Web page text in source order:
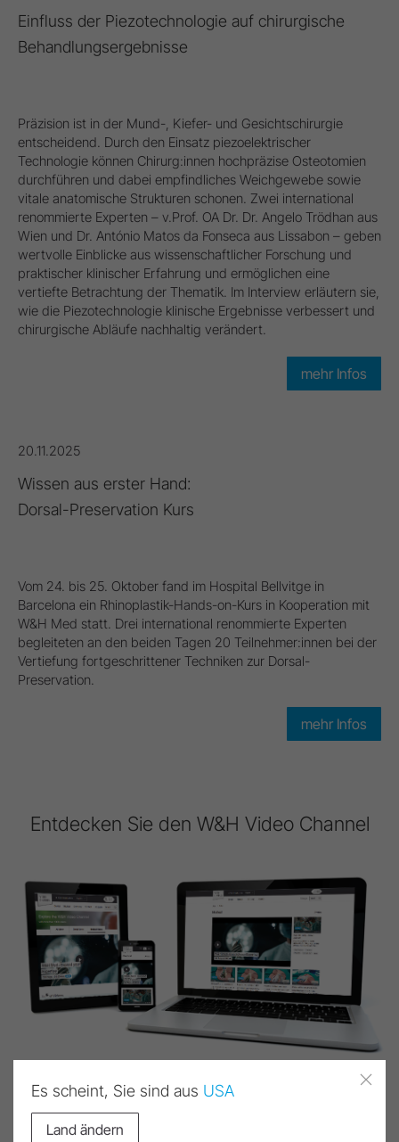
Einfluss der Piezotechnologie auf chirurgische
Behandlungsergebnisse
Präzision ist in der Mund-, Kiefer- und Gesichtschirurgie
entscheidend. Durch den Einsatz piezoelektrischer
Technologie können Chirurg:innen hochpräzise Osteotomien
durchführen und dabei empfindliches Weichgewebe sowie
vitale anatomische Strukturen schonen. Zwei international
renommierte Experten – v.Prof. OA Dr. Dr. Angelo Trödhan aus
Wien und Dr. António Matos da Fonseca aus Lissabon – geben
wertvolle Einblicke aus wissenschaftlicher Forschung und
praktischer klinischer Erfahrung und ermöglichen eine
vertiefte Betrachtung der Thematik. Im Interview erläutern sie,
wie die Piezotechnologie klinische Ergebnisse verbessert und
chirurgische Abläufe nachhaltig verändert.
mehr Infos
20.11.2025
Wissen aus erster Hand:
Dorsal-Preservation Kurs
Vom 24. bis 25. Oktober fand im Hospital Bellvitge in
Barcelona ein Rhinoplastik-Hands-on-Kurs in Kooperation mit
W&H Med statt. Drei international renommierte Experten
begleiteten an den beiden Tagen 20 Teilnehmer:innen bei der
Vertiefung fortgeschrittener Techniken zur Dorsal-
Preservation.
mehr Infos
Entdecken Sie den W&H Video Channel
Mit wenigen Klicks zum passenden medizinischen
Es scheint, Sie sind aus USA
Land ändern